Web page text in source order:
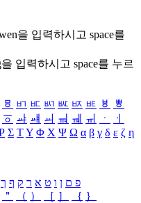
을 입력하시고 space를
을 입력하시고 space를 누르
ㅱ ㅲ ㅳ ㅴ ㅵ ㅶ ㅷ ㅸ
ㅹ
ㆆ ㆇ ㆈ ㆉ ㆊ ㆋ ㆌ ㆍ
ㆎ
Σ ΤΥ Φ Χ Ψ Ω α β γ δ ε ζ η
פ ם ן ו ט א ר ק ף ך
＂ （ ） ［ ］ ｛ ｝